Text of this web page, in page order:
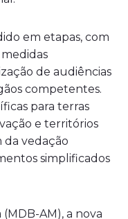
em etapas, com
de audiências
competentes.
para terras
e territórios
da vedação
simplificados
AM), a nova